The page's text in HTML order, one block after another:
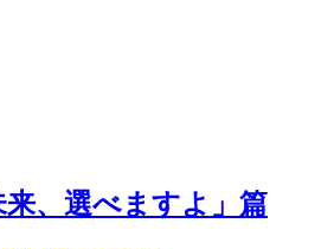
来、選べますよ」篇